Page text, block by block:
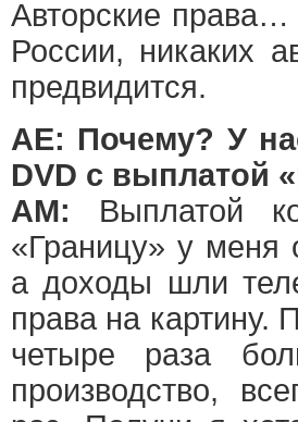
Авторские
России, никаких
предвидится.
АЕ: Почему? У
DVD с выплатой
АМ: Выплатой
«Границу» у меня
а доходы шли
права на картину.
четыре раза
производство,